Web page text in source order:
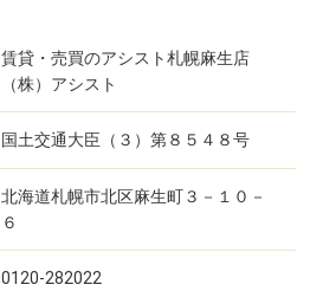
賃貸・売買のアシスト札幌麻生店
（株）アシスト
国土交通大臣（３）第８５４８号
北海道札幌市北区麻生町３－１０－
６
0120-282022